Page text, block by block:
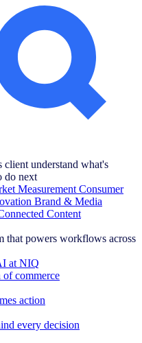
understand what's
do next
Measurement Consumer
Brand & Media
Content
that powers workflows across
at NIQ
commerce
action
every decision